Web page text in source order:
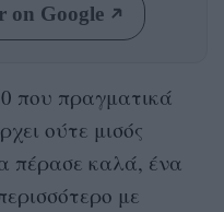
on Google
που πραγματικά
ούτε μισός
πέρασε καλά, ένα
με